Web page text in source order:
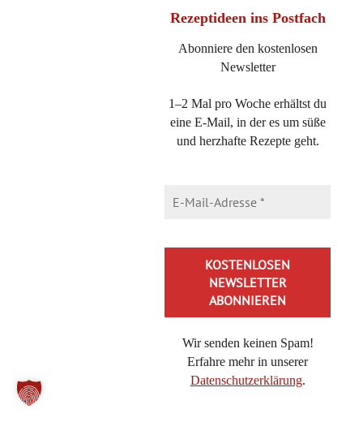
Rezeptideen ins Postfach
Abonniere den kostenlosen
Newsletter
1–2 Mal pro Woche erhältst du
eine E-Mail, in der es um süße
und herzhafte Rezepte geht.
Wir senden keinen Spam!
Erfahre mehr in unserer
Datenschutzerklärung.
·Reply
die Screenshots funktionieren nach wie vor und
Aber du kannst gern meine Bücher kaufen und
Viele Grüße und viel Spaß auf anderen Seiten,